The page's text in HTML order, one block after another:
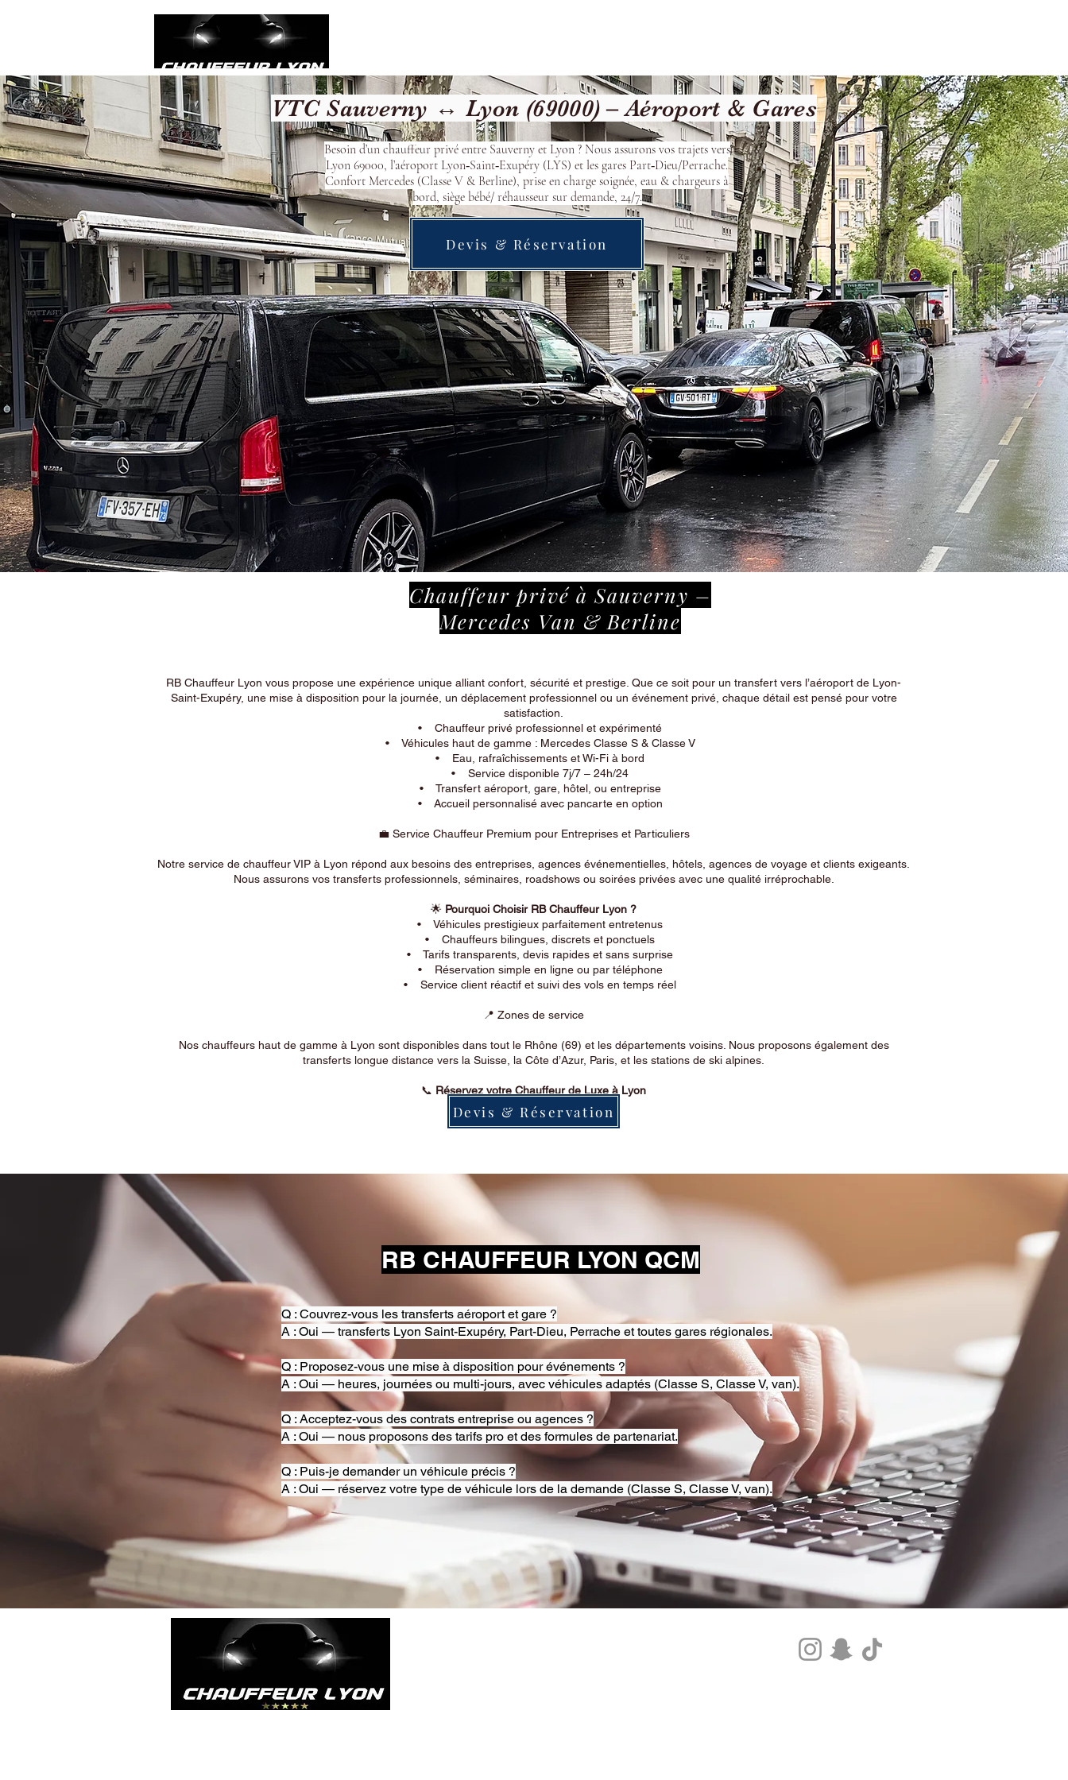
VTC Sauverny ↔ Lyon (69000) – Aéroport & Gares
Besoin d’un chauffeur privé entre Sauverny et Lyon ? Nous assurons vos trajets vers
Lyon 69000, l’aéroport Lyon‑Saint‑Exupéry (LYS) et les gares Part‑Dieu/Perrache.
Confort Mercedes (Classe V & Berline), prise en charge soignée, eau & chargeurs à
bord, siège bébé/ réhausseur sur demande, 24/7.
Devis & Réservation
Chauffeur privé à Sauverny –
Mercedes Van & Berline
RB Chauffeur Lyon vous propose une expérience unique alliant confort, sécurité et prestige. Que ce soit pour un transfert vers l’aéroport de Lyon-
Saint-Exupéry, une mise à disposition pour la journée, un déplacement professionnel ou un événement privé, chaque détail est pensé pour votre
satisfaction.
• Chauffeur privé professionnel et expérimenté
• Véhicules haut de gamme : Mercedes Classe S & Classe V
• Eau, rafraîchissements et Wi-Fi à bord
• Service disponible 7j/7 – 24h/24
• Transfert aéroport, gare, hôtel, ou entreprise
• Accueil personnalisé avec pancarte en option
💼 Service Chauffeur Premium pour Entreprises et Particuliers
Notre service de chauffeur VIP à Lyon répond aux besoins des entreprises, agences événementielles, hôtels, agences de voyage et clients exigeants.
Nous assurons vos transferts professionnels, séminaires, roadshows ou soirées privées avec une qualité irréprochable.
🌟 Pourquoi Choisir RB Chauffeur Lyon ?
• Véhicules prestigieux parfaitement entretenus
• Chauffeurs bilingues, discrets et ponctuels
• Tarifs transparents, devis rapides et sans surprise
• Réservation simple en ligne ou par téléphone
• Service client réactif et suivi des vols en temps réel
📍 Zones de service
Nos chauffeurs haut de gamme à Lyon sont disponibles dans tout le Rhône (69) et les départements voisins. Nous proposons également des
transferts longue distance vers la Suisse, la Côte d’Azur, Paris, et les stations de ski alpines.
📞 Réservez votre Chauffeur de Luxe à Lyon
Devis & Réservation
RB CHAUFFEUR LYON QCM
Q : Couvrez-vous les transferts aéroport et gare ?
A : Oui — transferts Lyon Saint-Exupéry, Part-Dieu, Perrache et toutes gares régionales.
Q : Proposez-vous une mise à disposition pour événements ?
A : Oui — heures, journées ou multi-jours, avec véhicules adaptés (Classe S, Classe V, van).
Q : Acceptez-vous des contrats entreprise ou agences ?
A : Oui — nous proposons des tarifs pro et des formules de partenariat.
Q : Puis-je demander un véhicule précis ?
A : Oui — réservez votre type de véhicule lors de la demande (Classe S, Classe V, van).